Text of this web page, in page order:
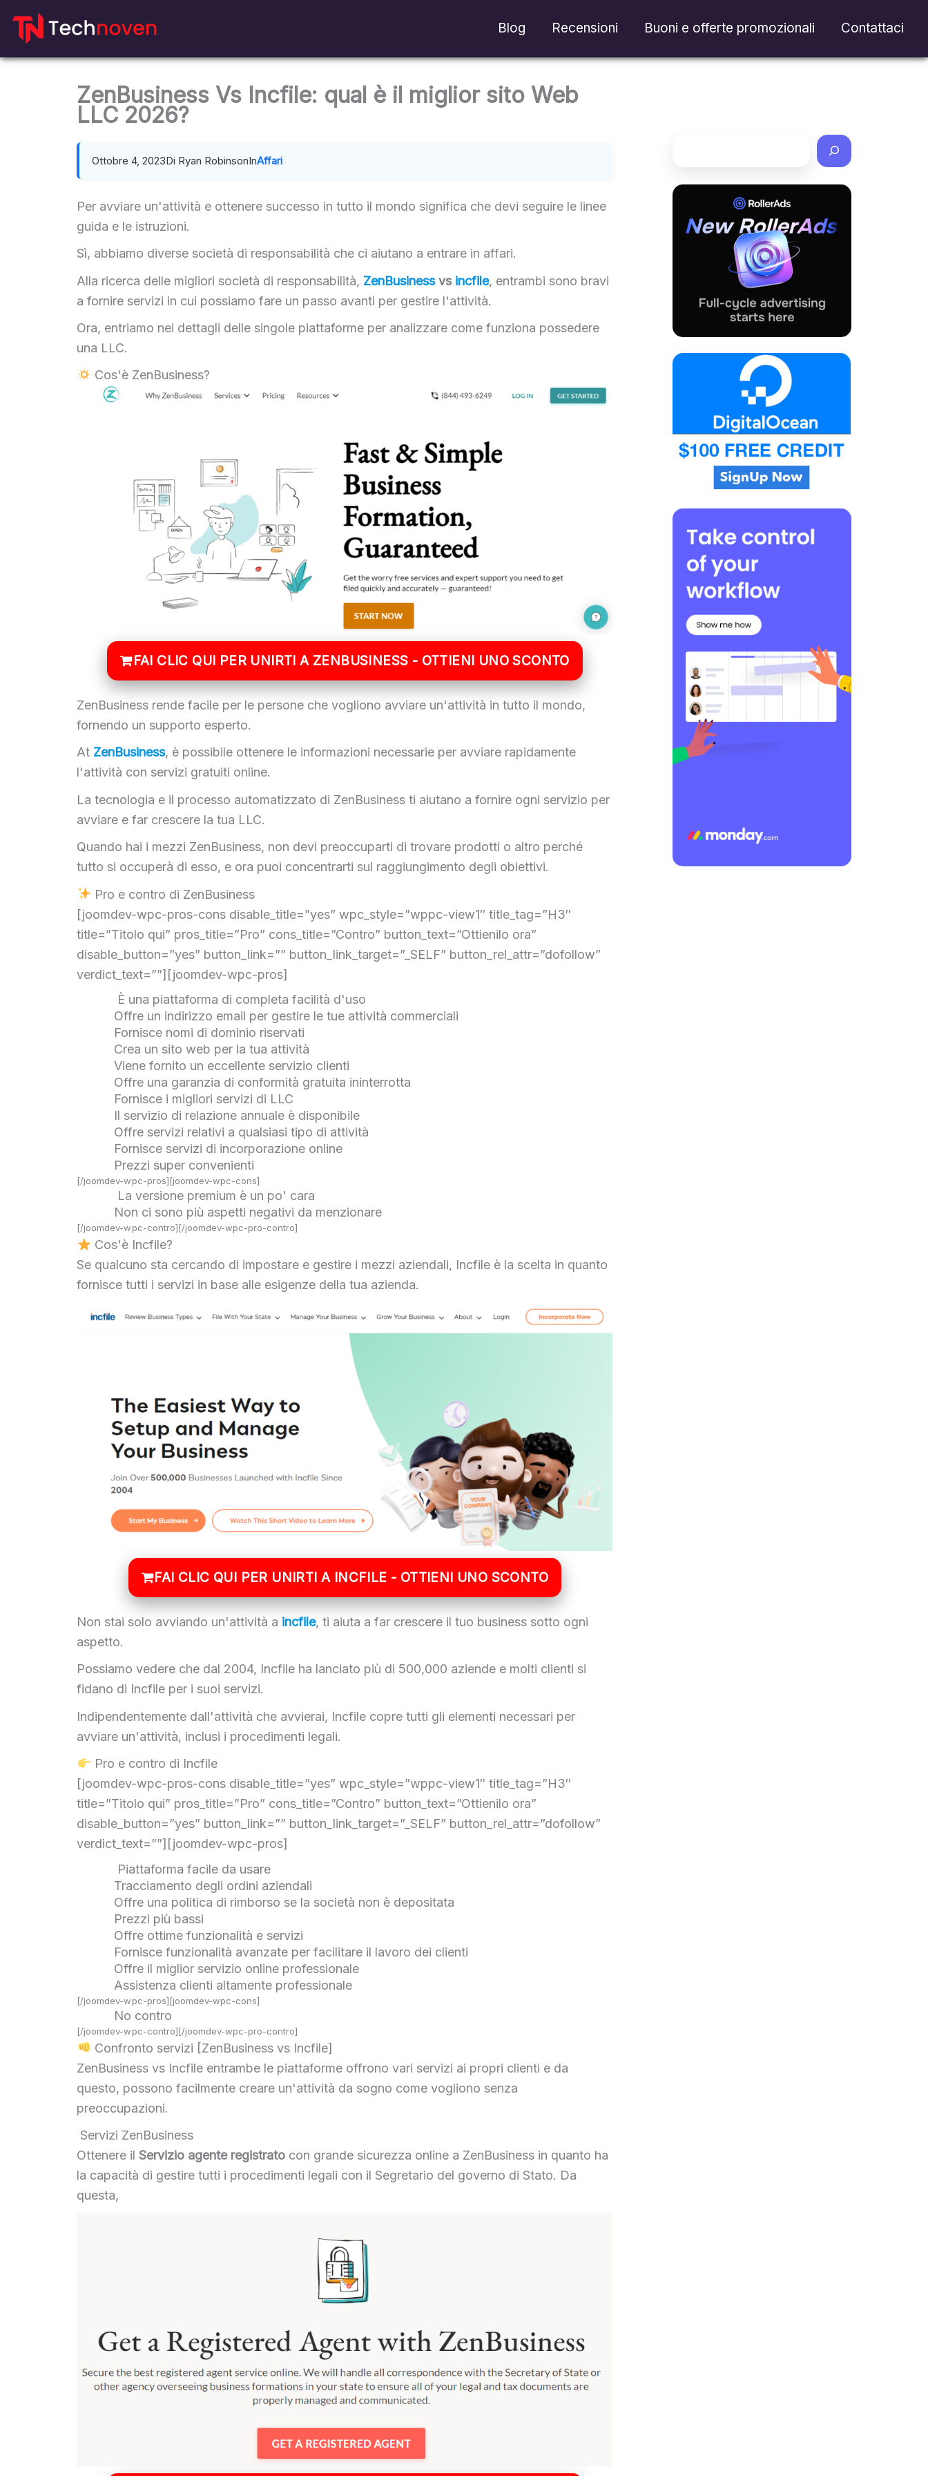
Blog Recensioni Buoni e offerte promozionali Contattaci
ZenBusiness Vs Incfile: qual è il miglior sito Web
LLC 2026?
Ottobre 4, 2023Di Ryan RobinsonInAffari
Per avviare un'attività e ottenere successo in tutto il mondo significa che devi seguire le linee
guida e le istruzioni.
Sì, abbiamo diverse società di responsabilità che ci aiutano a entrare in affari.
Alla ricerca delle migliori società di responsabilità, ZenBusiness vs incfile, entrambi sono bravi
a fornire servizi in cui possiamo fare un passo avanti per gestire l'attività.
Ora, entriamo nei dettagli delle singole piattaforme per analizzare come funziona possedere
una LLC.
Cos'è ZenBusiness?
FAI CLIC QUI PER UNIRTI A ZENBUSINESS - OTTIENI UNO SCONTO
ZenBusiness rende facile per le persone che vogliono avviare un'attività in tutto il mondo,
fornendo un supporto esperto.
At ZenBusiness, è possibile ottenere le informazioni necessarie per avviare rapidamente
l'attività con servizi gratuiti online.
La tecnologia e il processo automatizzato di ZenBusiness ti aiutano a fornire ogni servizio per
avviare e far crescere la tua LLC.
Quando hai i mezzi ZenBusiness, non devi preoccuparti di trovare prodotti o altro perché
tutto si occuperà di esso, e ora puoi concentrarti sul raggiungimento degli obiettivi.
Pro e contro di ZenBusiness
[joomdev-wpc-pros-cons disable_title=”yes” wpc_style=”wppc-view1″ title_tag=”H3″
title=”Titolo qui” pros_title=”Pro” cons_title=”Contro” button_text=”Ottienilo ora”
disable_button=”yes” button_link=”” button_link_target=”_SELF” button_rel_attr=”dofollow”
verdict_text=””][joomdev-wpc-pros]
È una piattaforma di completa facilità d'uso
Offre un indirizzo email per gestire le tue attività commerciali
Fornisce nomi di dominio riservati
Crea un sito web per la tua attività
Viene fornito un eccellente servizio clienti
Offre una garanzia di conformità gratuita ininterrotta
Fornisce i migliori servizi di LLC
Il servizio di relazione annuale è disponibile
Offre servizi relativi a qualsiasi tipo di attività
Fornisce servizi di incorporazione online
Prezzi super convenienti
[/joomdev-wpc-pros][joomdev-wpc-cons]
La versione premium è un po' cara
Non ci sono più aspetti negativi da menzionare
[/joomdev-wpc-contro][/joomdev-wpc-pro-contro]
Cos'è Incfile?
Se qualcuno sta cercando di impostare e gestire i mezzi aziendali, Incfile è la scelta in quanto
fornisce tutti i servizi in base alle esigenze della tua azienda.
FAI CLIC QUI PER UNIRTI A INCFILE - OTTIENI UNO SCONTO
Non stai solo avviando un'attività a incfile, ti aiuta a far crescere il tuo business sotto ogni
aspetto.
Possiamo vedere che dal 2004, Incfile ha lanciato più di 500,000 aziende e molti clienti si
fidano di Incfile per i suoi servizi.
Indipendentemente dall'attività che avvierai, Incfile copre tutti gli elementi necessari per
avviare un'attività, inclusi i procedimenti legali.
Pro e contro di Incfile
[joomdev-wpc-pros-cons disable_title=”yes” wpc_style=”wppc-view1″ title_tag=”H3″
title=”Titolo qui” pros_title=”Pro” cons_title=”Contro” button_text=”Ottienilo ora”
disable_button=”yes” button_link=”” button_link_target=”_SELF” button_rel_attr=”dofollow”
verdict_text=””][joomdev-wpc-pros]
Piattaforma facile da usare
Tracciamento degli ordini aziendali
Offre una politica di rimborso se la società non è depositata
Prezzi più bassi
Offre ottime funzionalità e servizi
Fornisce funzionalità avanzate per facilitare il lavoro dei clienti
Offre il miglior servizio online professionale
Assistenza clienti altamente professionale
[/joomdev-wpc-pros][joomdev-wpc-cons]
No contro
[/joomdev-wpc-contro][/joomdev-wpc-pro-contro]
Confronto servizi [ZenBusiness vs Incfile]
ZenBusiness vs Incfile entrambe le piattaforme offrono vari servizi ai propri clienti e da
questo, possono facilmente creare un'attività da sogno come vogliono senza
preoccupazioni.
️ Servizi ZenBusiness
Ottenere ilServizio agente registrato con grande sicurezza online a ZenBusiness in quanto ha
la capacità di gestire tutti i procedimenti legali con il Segretario del governo di Stato. Da
questa,